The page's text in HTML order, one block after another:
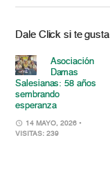
Dale Click si te gusta
Asociación
Damas
Salesianas: 58 años
sembrando
esperanza
14 MAYO, 2026 •
VISITAS: 239